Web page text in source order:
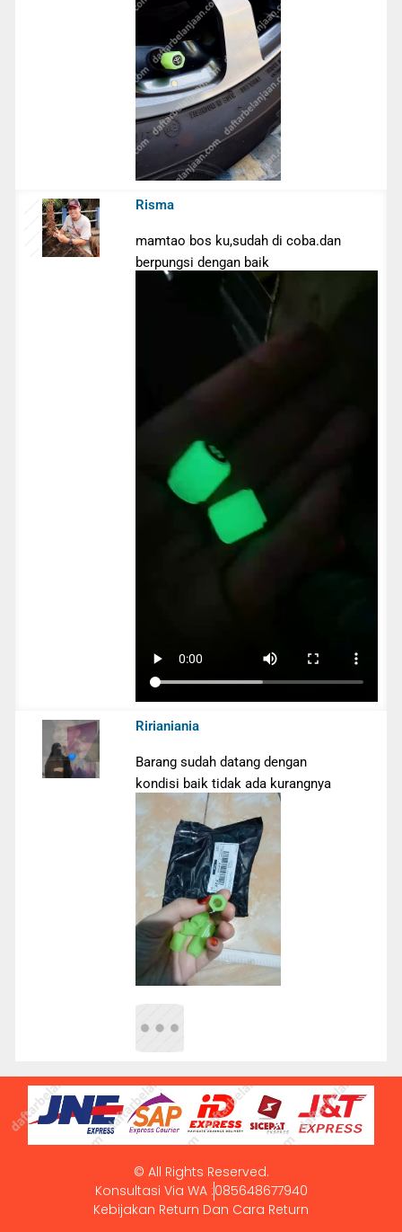
Risma
mamtao bos ku,sudah di coba.dan
berpungsi dengan baik
Ririaniania
Barang sudah datang dengan
kondisi baik tidak ada kurangnya
© All Rights Reserved.
Konsultasi Via WA :085648677940
Kebijakan Return Dan Cara Return